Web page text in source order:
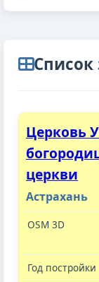
Церковь
церкви
Астрахань